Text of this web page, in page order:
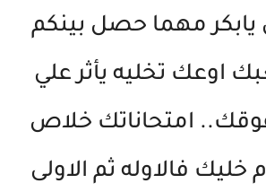
مهما حصل بينكم
اوعك تخليه يأثر علي
امتحاناتك خلاص
خليك فالاوله ثم الاولى